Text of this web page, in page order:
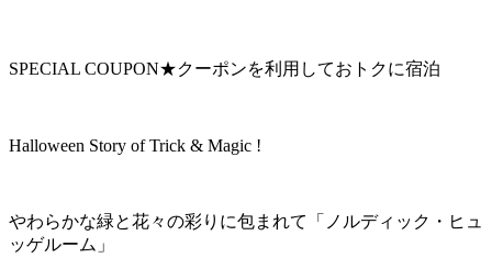
SPECIAL COUPON★クーポンを利用しておトクに宿泊
Halloween Story of Trick & Magic !
やわらかな緑と花々の彩りに包まれて「ノルディック・ヒュ
ッゲルーム」